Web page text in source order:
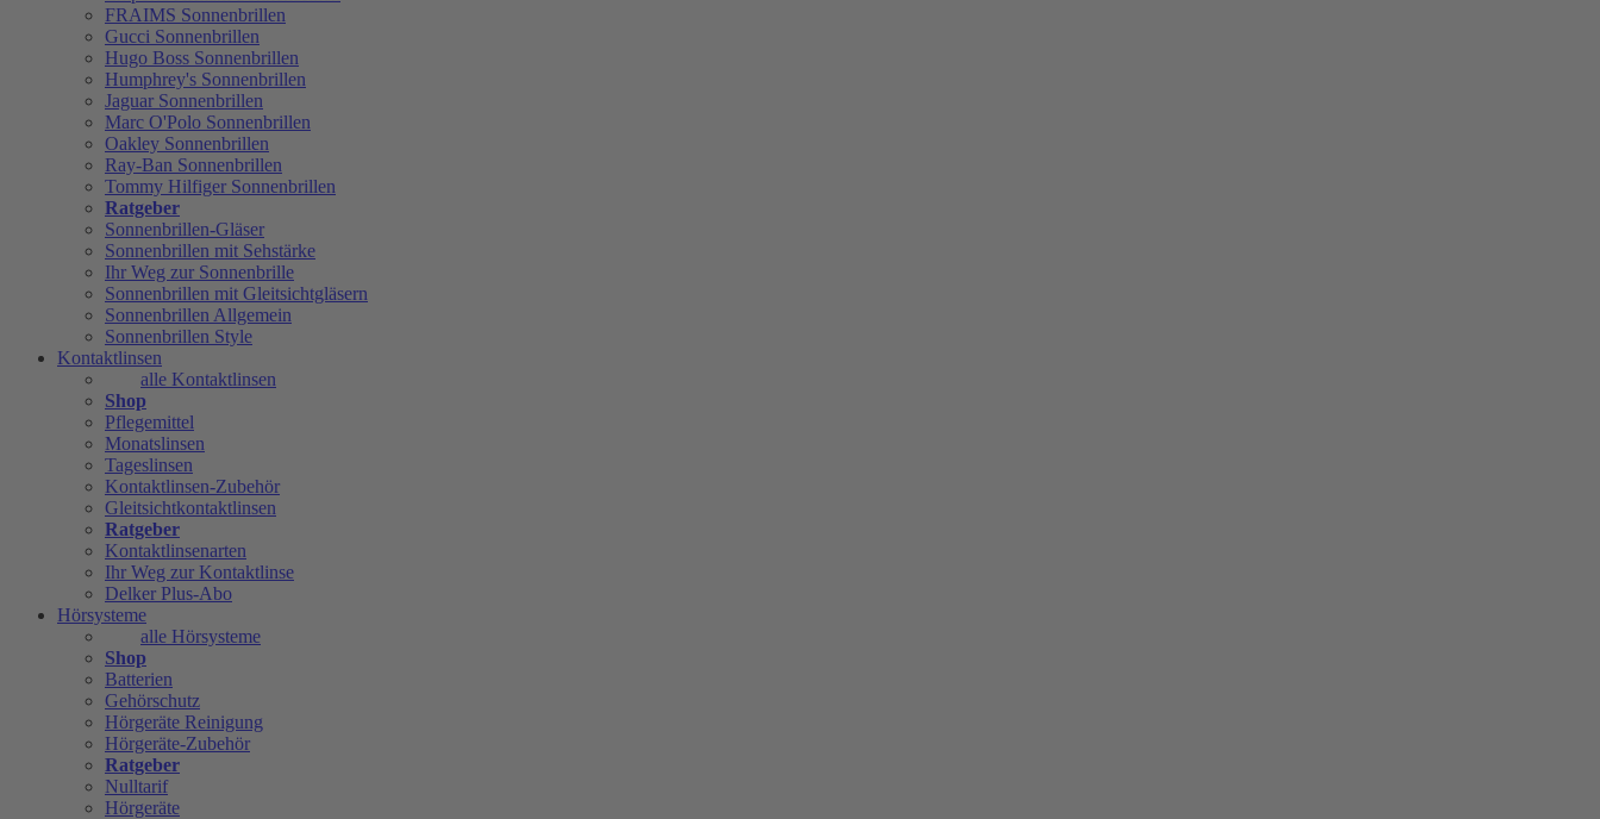
FRAIMS Sonnenbrillen
Gucci Sonnenbrillen
Hugo Boss Sonnenbrillen
Humphrey's Sonnenbrillen
Jaguar Sonnenbrillen
Marc O'Polo Sonnenbrillen
Oakley Sonnenbrillen
Ray-Ban Sonnenbrillen
Tommy Hilfiger Sonnenbrillen
Ratgeber
Sonnenbrillen-Gläser
Sonnenbrillen mit Sehstärke
Ihr Weg zur Sonnenbrille
Sonnenbrillen mit Gleitsichtgläsern
Sonnenbrillen Allgemein
Sonnenbrillen Style
Kontaktlinsen
alle Kontaktlinsen
Shop
Pflegemittel
Monatslinsen
Tageslinsen
Kontaktlinsen-Zubehör
Gleitsichtkontaktlinsen
Ratgeber
Kontaktlinsenarten
Ihr Weg zur Kontaktlinse
Delker Plus-Abo
Hörsysteme
alle Hörsysteme
Shop
Batterien
Gehörschutz
Hörgeräte Reinigung
Hörgeräte-Zubehör
Ratgeber
Nulltarif
Hörgeräte